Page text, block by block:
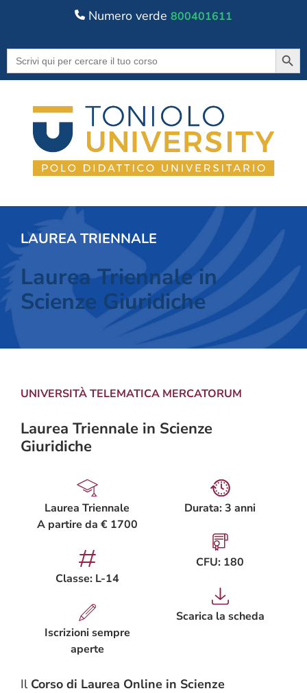
Numero verde 800401611
Search
for:
LAUREA TRIENNALE
Laurea Triennale in
Scienze Giuridiche
UNIVERSITÀ TELEMATICA MERCATORUM
Laurea Triennale in Scienze
Giuridiche
Laurea Triennale
A partire da € 1700
Classe: L-14
Iscrizioni sempre
aperte
Durata: 3 anni
CFU: 180
Scarica la scheda
Il Corso di Laurea Online in Scienze